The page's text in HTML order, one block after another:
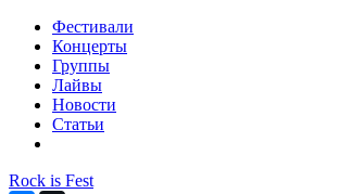
Фестивали
Концерты
Группы
Лайвы
Новости
Статьи
Rock is Fest